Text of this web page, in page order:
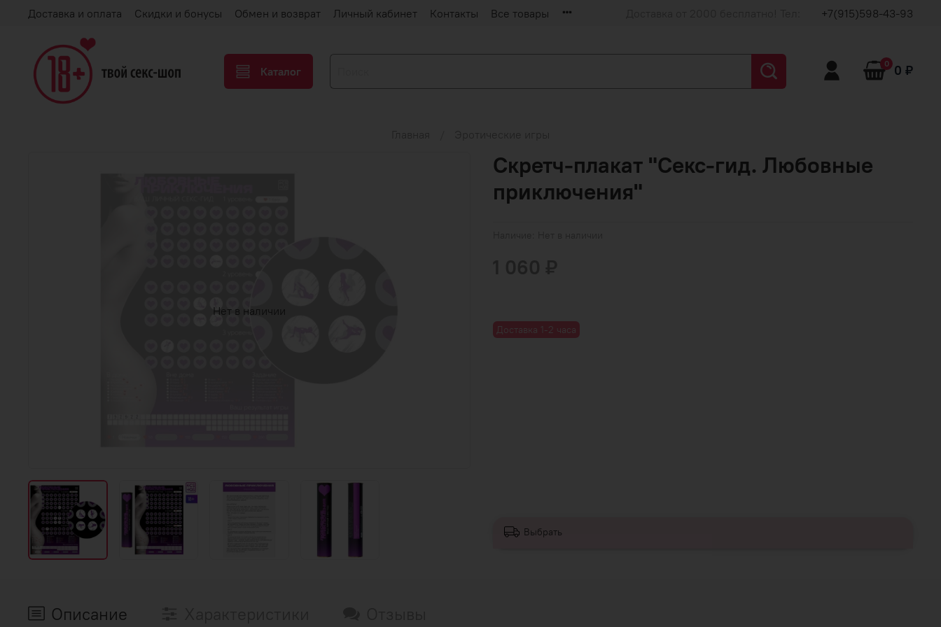
Доставка и оплата Скидки и бонусы Обмен и возврат Личный кабинет Контакты Все товары +7(915)598-43-93
Каталог
0 0 ₽
Нет в наличии
Доставка 1-2 часа
Скретч-плакат "Секс-гид. Любовные
приключения"
Выбрать
Описание